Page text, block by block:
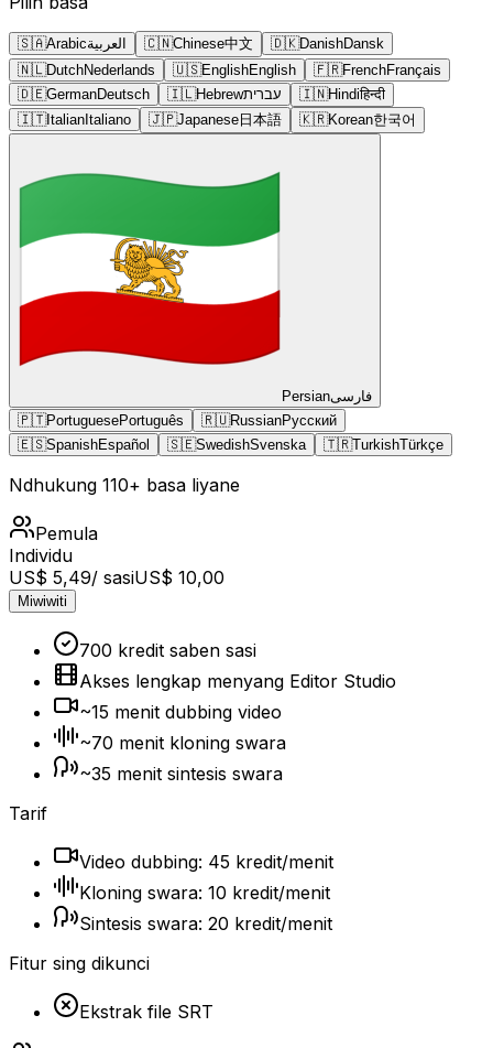
🇸🇦Arabicالعربية 🇨🇳Chinese中文 🇩🇰DanishDansk
🇳🇱DutchNederlands 🇺🇸EnglishEnglish 🇫🇷FrenchFrançais
🇩🇪GermanDeutsch 🇮🇱Hebrewעברית 🇮🇳Hindiहिन्दी
🇮🇹Italian Italiano 🇯🇵Japanese 日本語 🇰🇷Korean한국어
Persianفارسی
🇵🇹PortuguesePortuguês 🇷🇺RussianРусский
🇪🇸SpanishEspañol 🇸🇪SwedishSvenska 🇹🇷TurkishTürkçe
Ndhukung 110+ basa liyane
Pemula
Individu
US$ 5,49/ sasiUS$ 10,00
Miwiwiti
700 kredit saben sasi
Akses lengkap menyang Editor Studio
~15 menit dubbing video
~70 menit kloning swara
~35 menit sintesis swara
Tarif
Video dubbing: 45 kredit/menit
Kloning swara: 10 kredit/menit
Sintesis swara: 20 kredit/menit
Fitur sing dikunci
Ekstrak file SRT